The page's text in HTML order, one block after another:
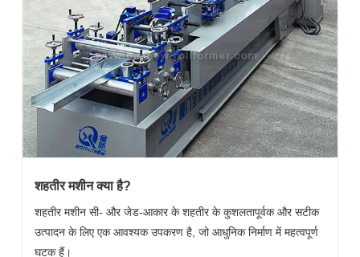
शहतीर मशीन क्या है?
शहतीर मशीन सी- और जेड-आकार के शहतीर के कुशलतापूर्वक और सटीक
उत्पादन के लिए एक आवश्यक उपकरण है, जो आधुनिक निर्माण में महत्वपूर्ण
घटक हैं।